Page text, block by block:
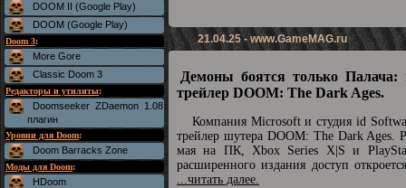
DOOM II (Google Play)
DOOM (Google Play)
Doom 3:
More Gore
Classic Doom 3
Редакторы и утилиты:
Doomseeker ZDaemon 1.08
плагин
Уровни для Doom:
Doom Barracks Zone
Моды для Doom:
HDoom
21.04.25 -www.GameMAG.ru
Демоны боятся только Палача:
трейлер DOOM: The Dark Ages.
Компания Microsoft и студия id
трейлер шутера DOOM: The Dark Ages.
мая на ПК, Xbox Series X|S и
расширенного издания доступ
...читать далее.